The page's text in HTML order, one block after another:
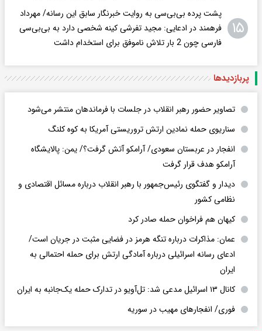
۱۵
پشت پرده بی‌بی‌سی به روایت خبرنگار سابق این رسانه/ مهرداد
فرهمند در ادعایی: مجید تفرشی کینه شخصی دارد به بی‌بی‌سی
فارسی چون 2 بار تلاش ناموفق برای استخدام داشت
پربازدید‌ها
تصاویر حضور رهبر انقلاب در جلسات با فرماندهان منتشر می‌شود
سناریوی حمله نمادین ارتش تروریستی آمریکا به کوه کلنگ
انفجار در عربستان سعودی/ آرامکو آتش گرفت؟/ یمن: پالایشگاه
آرامکو هدف قرار گرفت
دیدار و گفتگوی رئیس‌جمهور با رهبر انقلاب درباره مسائل اقتصادی و
نظامی کشور
کیهان هم فراخوان حمله صادر کرد
عمان: مذاکرات درباره تنگه هرمز در فضایی مثبت در جریان است/
ادعای رسانه اسرائیلی درباره آمادگی ارتش برای حمله احتمالی به
ایران
کانال ۱۳ اسرائیل مدعی شد: تل‌آویو در تدارک حمله یک‌جانبه به ایران
فوری/ انفجارهای مهیب در سوریه